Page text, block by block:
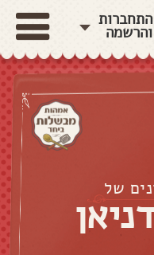
התחברות
והרשמה
של